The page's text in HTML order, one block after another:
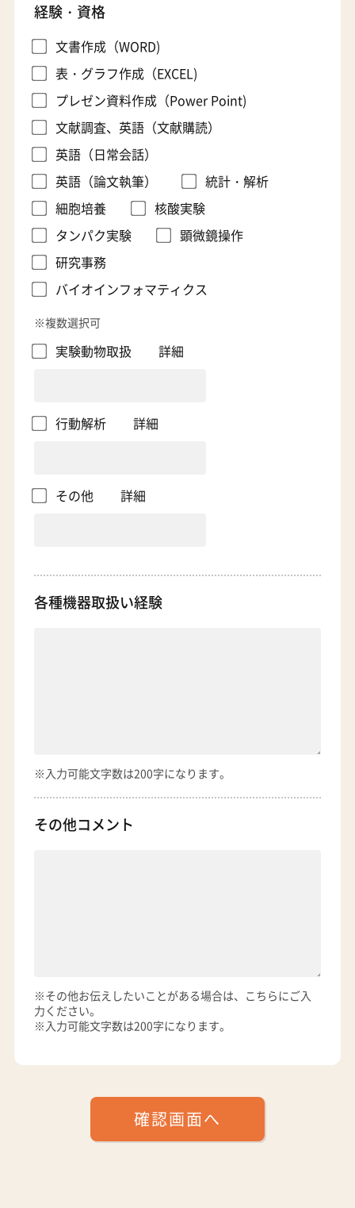
経験・資格
文書作成（WORD)
表・グラフ作成（EXCEL)
プレゼン資料作成（Power Point)
文献調査、英語（文献購読）
英語（日常会話）
英語（論文執筆）
統計・解析
細胞培養
核酸実験
タンパク実験
顕微鏡操作
研究事務
バイオインフォマティクス
※複数選択可
実験動物取扱 詳細
行動解析 詳細
その他 詳細
各種機器取扱い経験
※入力可能文字数は200字になります。
その他コメント
※その他お伝えしたいことがある場合は、こちらにご入
力ください。
※入力可能文字数は200字になります。